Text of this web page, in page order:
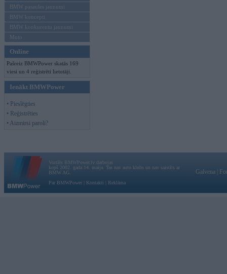
BMW pasaules jaunumi
BMW koncepti
BMW konkurentu jaunumi
Moto
Online
Pašreiz BMWPower skatās 169
viesi un 4 reģistrēti lietotāji.
Ienākt BMWPower
• Pieslēgties
• Reģistrēties
• Aizmirsi paroli?
Vortāls BMWPower.lv darbojas
kopš 2002. gada 14. maija. Tas nav auto klubs un nav saistīts ar
BMW AG.
Par BMWPower
Kontakti Reklāma
Galvena